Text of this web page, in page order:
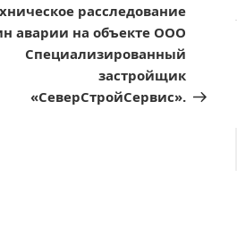
расследование
аварии на объекте ООО
Специализированный
застройщик
«СеверСтройСервис».